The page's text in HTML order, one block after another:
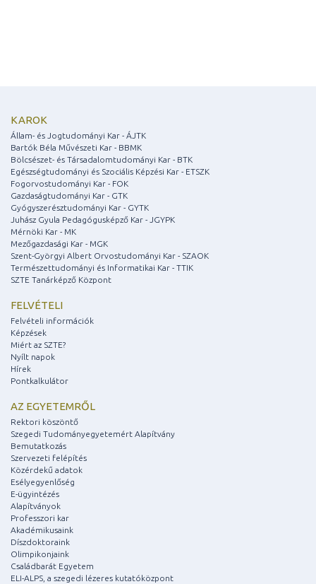
KAROK
Állam- és Jogtudományi Kar - ÁJTK
Bartók Béla Művészeti Kar - BBMK
Bölcsészet- és Társadalomtudományi Kar - BTK
Egészségtudományi és Szociális Képzési Kar - ETSZK
Fogorvostudományi Kar - FOK
Gazdaságtudományi Kar - GTK
Gyógyszerésztudományi Kar - GYTK
Juhász Gyula Pedagógusképző Kar - JGYPK
Mérnöki Kar - MK
Mezőgazdasági Kar - MGK
Szent-Györgyi Albert Orvostudományi Kar - SZAOK
Természettudományi és Informatikai Kar - TTIK
SZTE Tanárképző Központ
FELVÉTELI
Felvételi információk
Képzések
Miért az SZTE?
Nyílt napok
Hírek
Pontkalkulátor
AZ EGYETEMRŐL
Rektori köszöntő
Szegedi Tudományegyetemért Alapítvány
Bemutatkozás
Szervezeti felépítés
Közérdekű adatok
Esélyegyenlőség
E-ügyintézés
Alapítványok
Professzori kar
Akadémikusaink
Díszdoktoraink
Olimpikonjaink
Családbarát Egyetem
ELI-ALPS, a szegedi lézeres kutatóközpont